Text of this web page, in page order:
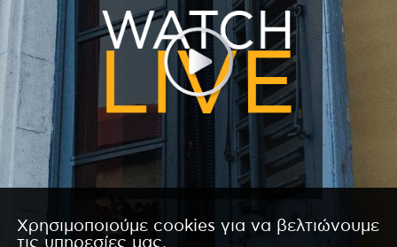
Χρησιμοποιούμε cookies για να βελτιώνουμε
τις υπηρεσίες μας.